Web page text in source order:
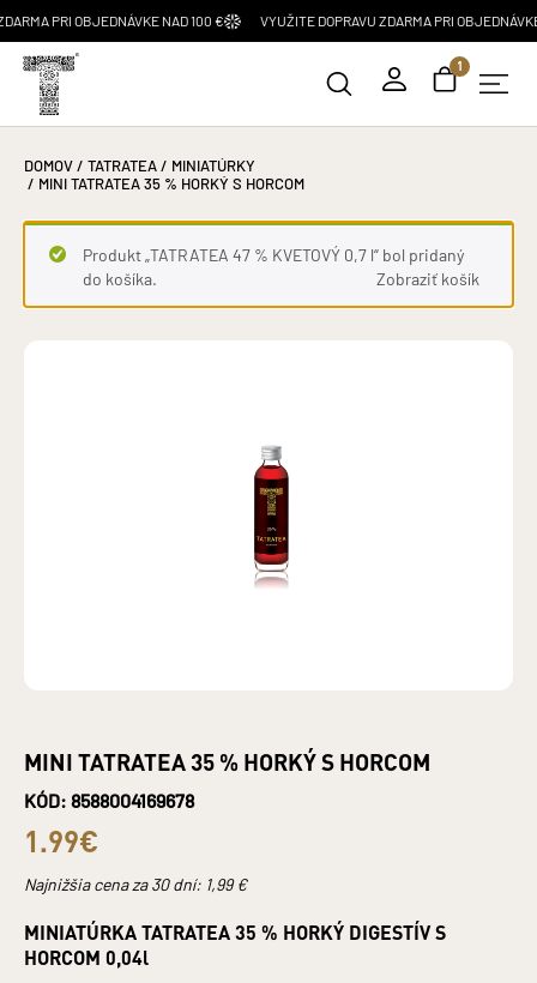
OBJEDNÁVKE NAD 100 € VYUŽITE DOPRAVU ZDARMA PRI OBJEDNÁVKE NAD
1
DOMOV/ TATRATEA/ MINIATÚRKY
/ MINI TATRATEA 35 % HORKÝ S HORCOM
Produkt „TATRATEA 47 % KVETOVÝ 0,7 l“ bol pridaný
do košíka.
Zobraziť košík
MINI TATRATEA 35 % HORKÝ S HORCOM
KÓD: 8588004169678
1.99€
Najnižšia cena za 30 dní: 1,99€
MINIATÚRKA TATRATEA 35 % HORKÝ DIGESTÍV S
HORCOM 0,04l